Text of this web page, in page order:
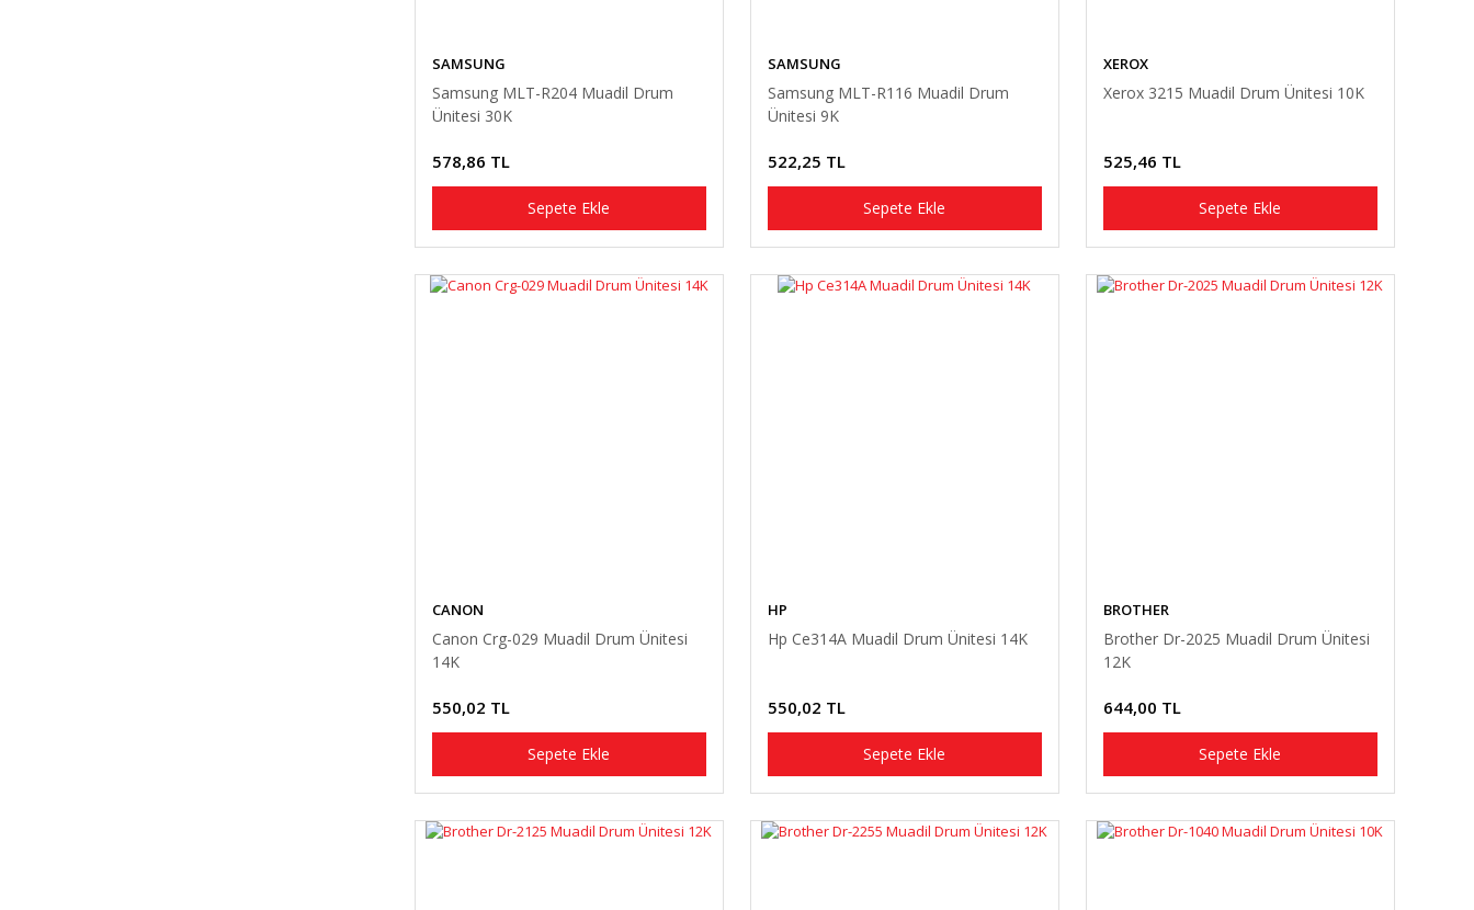
SAMSUNG
Samsung MLT-R204 Muadil Drum
Ünitesi 30K
578,86 TL
Sepete Ekle
SAMSUNG
Samsung MLT-R116 Muadil Drum
Ünitesi 9K
522,25 TL
Sepete Ekle
XEROX
Xerox 3215 Muadil Drum Ünitesi 10K
525,46 TL
Sepete Ekle
CANON
Canon Crg-029 Muadil Drum Ünitesi
14K
550,02 TL
Sepete Ekle
HP
Hp Ce314A Muadil Drum Ünitesi 14K
550,02 TL
Sepete Ekle
BROTHER
Brother Dr-2025 Muadil Drum Ünitesi
12K
644,00 TL
Sepete Ekle